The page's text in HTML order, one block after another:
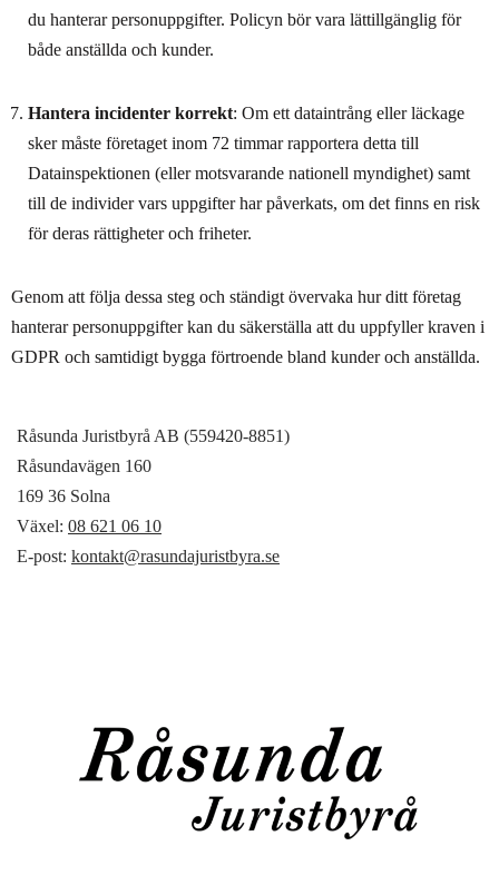
du hanterar personuppgifter. Policyn bör vara lättillgänglig för
både anställda och kunder.
Hantera incidenter korrekt: Om ett dataintrång eller läckage
sker måste företaget inom 72 timmar rapportera detta till
Datainspektionen (eller motsvarande nationell myndighet) samt
till de individer vars uppgifter har påverkats, om det finns en risk
för deras rättigheter och friheter.
Genom att följa dessa steg och ständigt övervaka hur ditt företag
hanterar personuppgifter kan du säkerställa att du uppfyller kraven i
GDPR och samtidigt bygga förtroende bland kunder och anställda.
Råsunda Juristbyrå AB (559420-8851)
Råsundavägen 160
169 36 Solna
Växel: 08 621 06 10
E-post: kontakt@rasundajuristbyra.se